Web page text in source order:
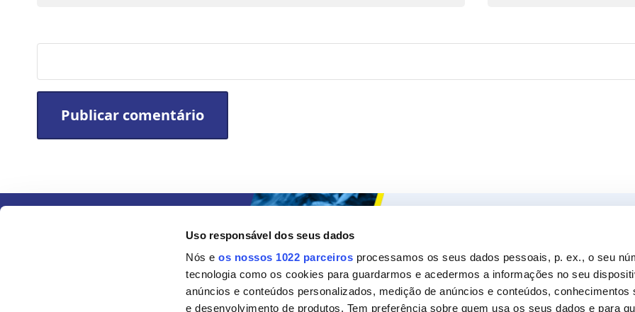
Uso responsável dos seus dados
Nós eos nossos 1022 parceiros processamos os seus dados pessoais, p. ex., o seu
tecnologia como os cookies para guardarmos e acedermos a informações no seu
anúncios e conteúdos personalizados, medição de anúncios e conteúdos, conhecimentos
e desenvolvimento de produtos. Tem preferência sobre quem usa os seus dados e para
Sobre a Ceys
Manualidades
Bricolage